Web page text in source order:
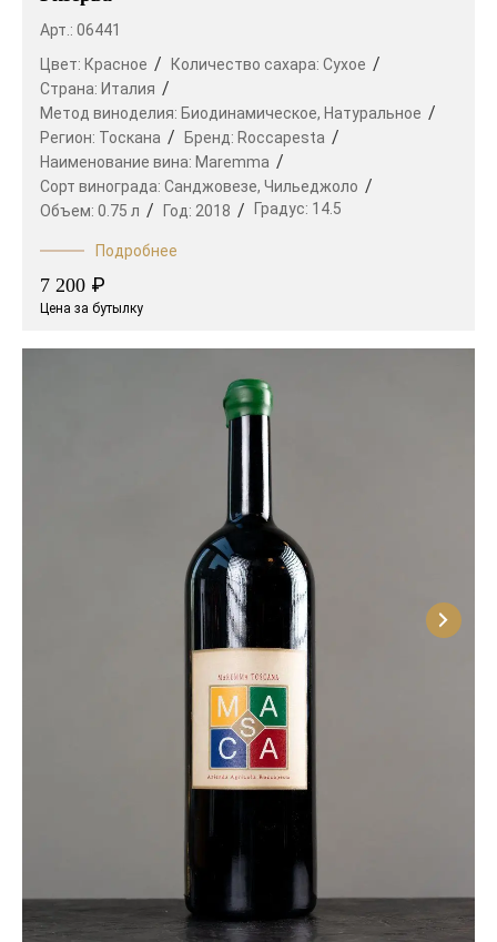
Арт.: 06441
Цвет: Красное Количество сахара: Сухое
Страна: Италия
Метод виноделия: Биодинамическое, Натуральное
Регион: Тоскана Бренд: Roccapesta
Наименование вина: Maremma
Сорт винограда: Санджовезе, Чильеджоло
Объем: 0.75 л Год: 2018 Градус: 14.5
Подробнее
7 200 ₽
Цена за бутылку